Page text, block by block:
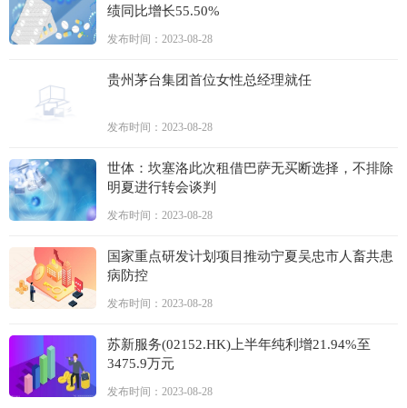
绩同比增长55.50%
发布时间：2023-08-28
贵州茅台集团首位女性总经理就任
发布时间：2023-08-28
世体：坎塞洛此次租借巴萨无买断选择，不排除
明夏进行转会谈判
发布时间：2023-08-28
国家重点研发计划项目推动宁夏吴忠市人畜共患
病防控
发布时间：2023-08-28
苏新服务(02152.HK)上半年纯利增21.94%至
3475.9万元
发布时间：2023-08-28